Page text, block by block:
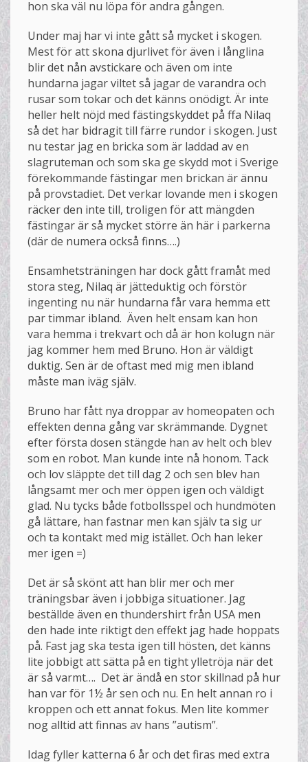
hon ska väl nu löpa för andra gången.
Under maj har vi inte gått så mycket i skogen.
Mest för att skona djurlivet för även i långlina
blir det nån avstickare och även om inte
hundarna jagar viltet så jagar de varandra och
rusar som tokar och det känns onödigt. Är inte
heller helt nöjd med fästingskyddet på ffa Nilaq
så det har bidragit till färre rundor i skogen. Just
nu testar jag en bricka som är laddad av en
slagruteman och som ska ge skydd mot i Sverige
förekommande fästingar men brickan är ännu
på provstadiet. Det verkar lovande men i skogen
räcker den inte till, troligen för att mängden
fästingar är så mycket större än här i parkerna
(där de numera också finns….)
Ensamhetsträningen har dock gått framåt med
stora steg, Nilaq är jätteduktig och förstör
ingenting nu när hundarna får vara hemma ett
par timmar ibland. Även helt ensam kan hon
vara hemma i trekvart och då är hon kolugn när
jag kommer hem med Bruno. Hon är väldigt
duktig. Sen är de oftast med mig men ibland
måste man iväg själv.
Bruno har fått nya droppar av homeopaten och
effekten denna gång var skrämmande. Dygnet
efter första dosen stängde han av helt och blev
som en robot. Man kunde inte nå honom. Tack
och lov släppte det till dag 2 och sen blev han
långsamt mer och mer öppen igen och väldigt
glad. Nu tycks både fotbollsspel och hundmöten
gå lättare, han fastnar men kan själv ta sig ur
och ta kontakt med mig istället. Och han leker
mer igen =)
Det är så skönt att han blir mer och mer
träningsbar även i jobbiga situationer. Jag
beställde även en thundershirt från USA men
den hade inte riktigt den effekt jag hade hoppats
på. Fast jag ska testa igen till hösten, det känns
lite jobbigt att sätta på en tight ylletröja när det
är så varmt…. Det är ändå en stor skillnad på hur
han var för 1½ år sen och nu. En helt annan ro i
kroppen och ett annat fokus. Men lite kommer
nog alltid att finnas av hans ”autism”.
Idag fyller katterna 6 år och det firas med extra